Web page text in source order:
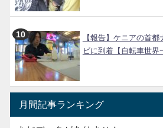
【報告】ケニアの首都
ビに到着【自転車世界
月間記事ランキング